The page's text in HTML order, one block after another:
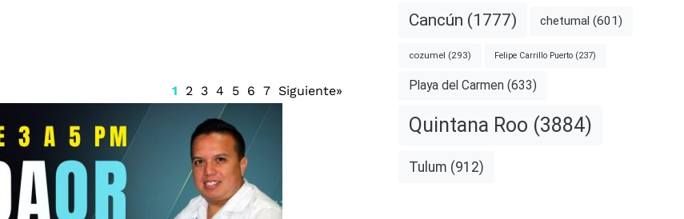
1 2 3 4 5 6 7 Siguiente»
Cancún (1777) chetumal (601)
cozumel (293) Felipe Carrillo Puerto(237)
Playa del Carmen (633)
Quintana Roo (3884)
Tulum (912)